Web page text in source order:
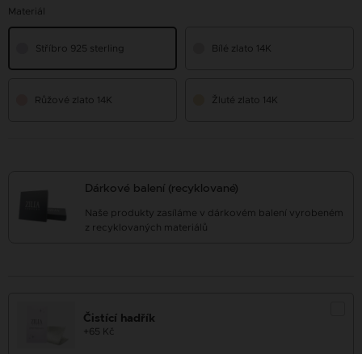
Materiál
Stříbro 925 sterling Bílé zlato 14K
Růžové zlato 14K Žluté zlato 14K
Dárkové balení (recyklované)
Naše produkty zasíláme v dárkovém balení vyrobeném
z recyklovaných materiálů
Čistící hadřík
+65 Kč